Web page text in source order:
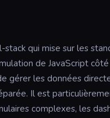
qui mise sur les
de JavaScript
gérer les données
Il est
complexes, les